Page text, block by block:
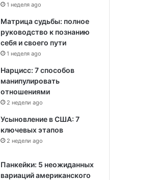
1 неделя ago
Матрица судьбы: полное
руководство к познанию
себя и своего пути
1 неделя ago
Нарцисс: 7 способов
манипулировать
отношениями
2 недели ago
Усыновление в США: 7
ключевых этапов
2 недели ago
Панкейки: 5 неожиданных
вариаций американского